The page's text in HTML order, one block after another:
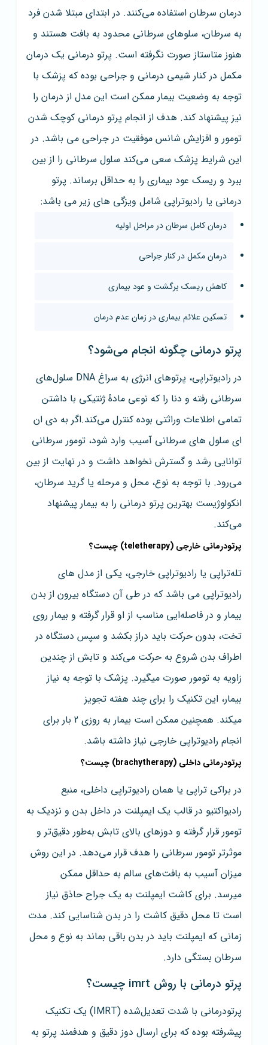
درمان سرطان استفاده می‌کنند. در ابتدای مبتلا شدن فرد
به سرطان، سلو‌های سرطانی محدود به بافت هستند و
هنوز متاستاز صورت نگرفته است. پرتو درمانی یک درمان
مکمل در کنار شیمی درمانی و جراحی بوده که پزشک با
توجه به وضعیت بیمار ممکن است این مدل از درمان را
نیز پیشنهاد کند. هدف از انجام پرتو درمانی کوچک شدن
تومور و افزایش شانس موفقیت در جراحی می باشد. در
این شرایط پزشک سعی می‌کند سلول سرطانی را از بین
ببرد و ریسک عود بیماری را به حداقل برساند. پرتو
درمانی یا رادیوتراپی شامل ویزگی های زیر می باشد:
درمان کامل سرطان در مراحل اولیه
درمان مکمل در کنار جراحی
کاهش ریسک برگشت و عود بیماری
تسکین علائم بیماری در زمان عدم درمان
پرتو درمانی چگونه انجام می‌شود؟
در رادیوتراپی، پرتوهای انرژی به سراغ DNA سلول‌های
سرطانی رفته و دنا را که نوعی مادهٔ ژنتیکی با داشتن
تمامی اطلاعات وراثتی بوده کنترل می‌کند.اگر به دی ان
ای سلول های سرطانی آسیب وارد شود، تومور سرطانی
توانایی رشد و گسترش نخواهد داشت و در نهایت از بین
می‌رود. با توجه به نوع، محل و مرحله یا گرید سرطان،
انکولوژیست بهترین پرتو درمانی را به بیمار پیشنهاد
می‌کند.
پرتودرمانی خارجی (teletherapy) چیست؟
تله‌تراپی یا رادیوتراپی خارجی، یکی از مدل های
رادیوتراپی می باشد که در طی آن دستگاه بیرون از بدن
بیمار و در فاصله‌ایی مناسب از او قرار گرفته و بیمار روی
تخت، بدون حرکت باید دراز بکشد و سپس دستگاه در
اطراف بدن شروع به حرکت می‌کند و تابش از چندین
زاویه به تومور صورت میگیرد. پزشک با توجه به نیاز
بیمار، این تکنیک را برای چند هفته تجویز
میکند. همچنین ممکن است بیمار به روزی 2 بار برای
انجام رادیوتراپی خارجی نیاز داشته باشد.
پرتودرمانی داخلی (brachytherapy) چیست؟
در براکی تراپی یا همان رادیوتراپی داخلی، منبع
رادیواکتیو در قالب یک ایمپلنت در داخل بدن و نزدیک به
تومور قرار گرفته و دوزهای بالای تابش به‌طور دقیق‌تر و
موثر‌تر تومور سرطانی را هدف قرار می‌دهد. در این روش
میزان آسیب به بافت‌های سالم به حداقل ممکن
میرسد. برای کاشت ایمپلنت به یک جراح حاذق نیاز
است تا محل دقیق کاشت را در بدن شناسایی کند. مدت
زمانی که ایمپلنت باید در بدن باقی بماند به نوع و محل
سرطان بستگی دارد.
پرتو درمانی با روش imrt چیست؟
پرتودرمانی با شدت تعدیل‌شده (IMRT) یک تکنیک
پیشرفته بوده که برای ارسال دوز دقیق و هدفمند پرتو به